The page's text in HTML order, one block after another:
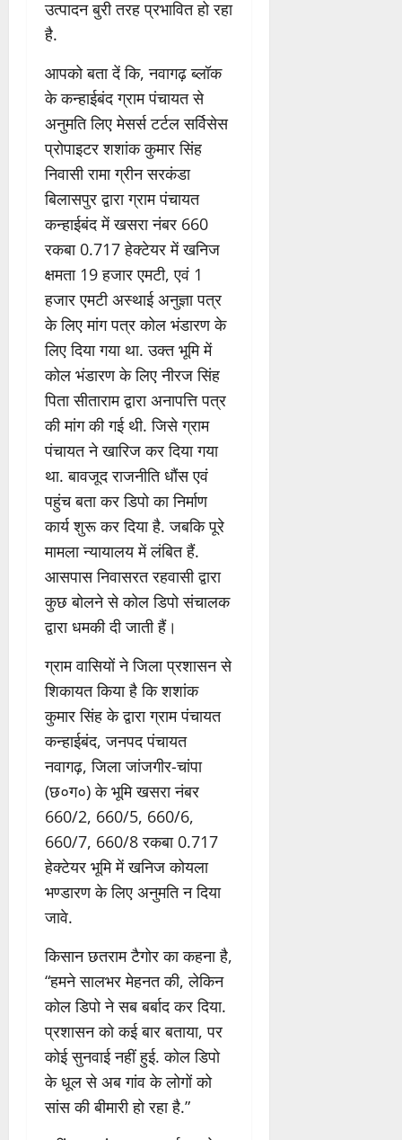
उत्पादन बुरी तरह प्रभावित हो रहा
है.
आपको बता दें कि, नवागढ़ ब्लॉक
के कन्हाईबंद ग्राम पंचायत से
अनुमति लिए मेसर्स टर्टल सर्विसेस
प्रोपाइटर शशांक कुमार सिंह
निवासी रामा ग्रीन सरकंडा
बिलासपुर द्वारा ग्राम पंचायत
कन्हाईबंद में खसरा नंबर 660
रकबा 0.717 हेक्टेयर में खनिज
क्षमता 19 हजार एमटी, एवं 1
हजार एमटी अस्थाई अनुज्ञा पत्र
के लिए मांग पत्र कोल भंडारण के
लिए दिया गया था. उक्त भूमि में
कोल भंडारण के लिए नीरज सिंह
पिता सीताराम द्वारा अनापत्ति पत्र
की मांग की गई थी. जिसे ग्राम
पंचायत ने खारिज कर दिया गया
था. बावजूद राजनीति धौंस एवं
पहुंच बता कर डिपो का निर्माण
कार्य शुरू कर दिया है. जबकि पूरे
मामला न्यायालय में लंबित हैं.
आसपास निवासरत रहवासी द्वारा
कुछ बोलने से कोल डिपो संचालक
द्वारा धमकी दी जाती हैं।
ग्राम वासियों ने जिला प्रशासन से
शिकायत किया है कि शशांक
कुमार सिंह के द्वारा ग्राम पंचायत
कन्हाईबंद, जनपद पंचायत
नवागढ़, जिला जांजगीर-चांपा
(छ०ग०) के भूमि खसरा नंबर
660/2, 660/5, 660/6,
660/7, 660/8 रकबा 0.717
हेक्टेयर भूमि में खनिज कोयला
भण्डारण के लिए अनुमति न दिया
जावे.
किसान छतराम टैगोर का कहना है,
“हमने सालभर मेहनत की, लेकिन
कोल डिपो ने सब बर्बाद कर दिया.
प्रशासन को कई बार बताया, पर
कोई सुनवाई नहीं हुई. कोल डिपो
के धूल से अब गांव के लोगों को
सांस की बीमारी हो रहा है.”